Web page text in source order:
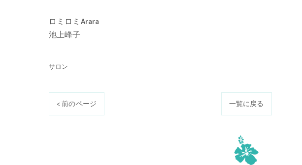
ロミロミArara
池上峰子
サロン
< 前のページ 一覧に戻る